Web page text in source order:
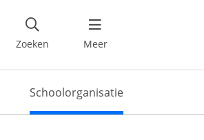
Zoeken Meer
Schoolorganisatie
artikel